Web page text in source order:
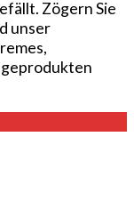
Zögern Sie
unser